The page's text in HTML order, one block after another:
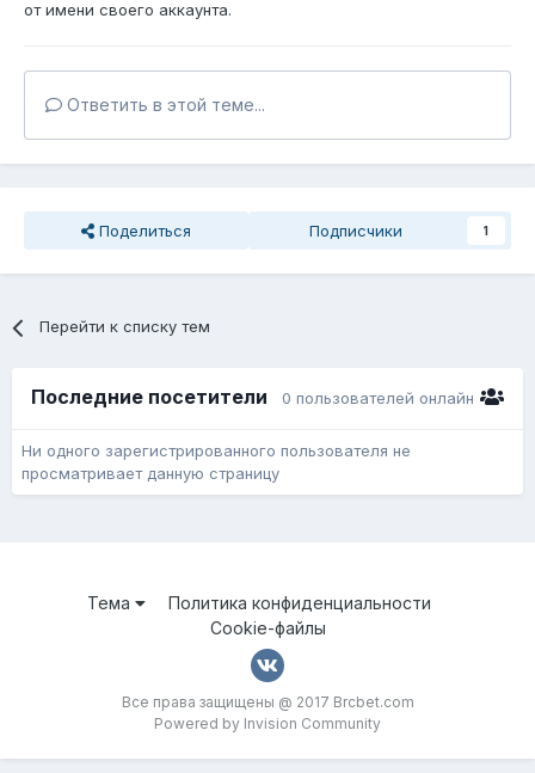
от имени своего аккаунта.
Ответить в этой теме...
Поделиться Подписчики 1
Перейти к списку тем
Последние посетители 0 пользователей онлайн
Ни одного зарегистрированного пользователя не
просматривает данную страницу
Тема
Политика конфиденциальности
Cookie-файлы
Все права защищены @ 2017 Brcbet.com
Powered by Invision Community